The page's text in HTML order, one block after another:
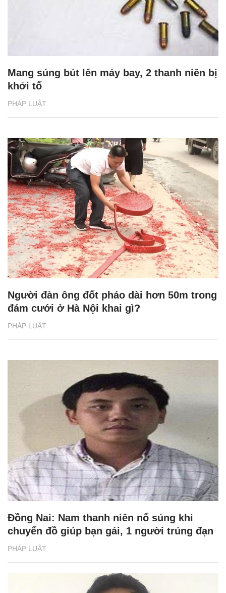
PHÁP LUẬT
Mang súng bút lên máy bay, 2 thanh niên bị
khởi tố
PHÁP LUẬT
Người đàn ông đốt pháo dài hơn 50m trong
đám cưới ở Hà Nội khai gì?
PHÁP LUẬT
Đồng Nai: Nam thanh niên nổ súng khi
chuyển đồ giúp bạn gái, 1 người trúng đạn